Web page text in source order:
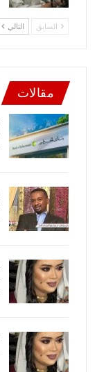
السابق التالي
مقالات